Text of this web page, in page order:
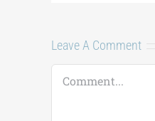
Leave A Comment
Comment